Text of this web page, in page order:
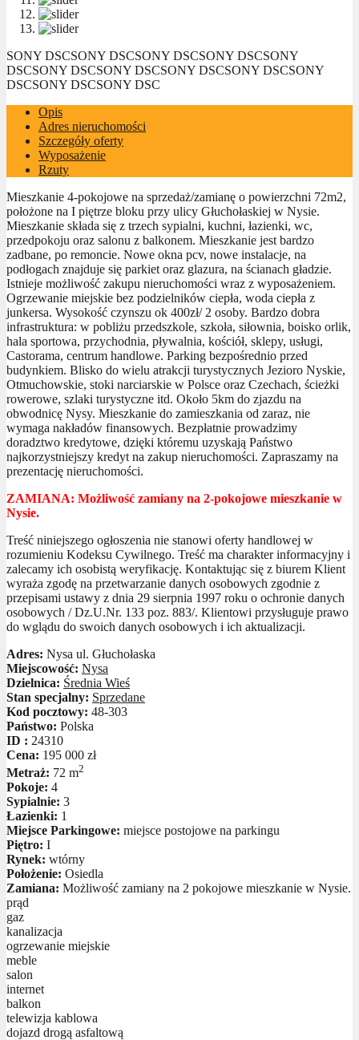
SONY DSCSONY DSCSONY DSCSONY DSCSONY
DSCSONY DSCSONY DSCSONY DSCSONY DSCSONY
DSCSONY DSCSONY DSC
Opis
Adres nieruchomości
Szczegóły oferty
Wyposażenie
Rzuty
Mieszkanie 4-pokojowe na sprzedaż/zamianę o powierzchni 72m2,
położone na I piętrze bloku przy ulicy Głuchołaskiej w Nysie.
Mieszkanie składa się z trzech sypialni, kuchni, łazienki, wc,
przedpokoju oraz salonu z balkonem. Mieszkanie jest bardzo
zadbane, po remoncie. Nowe okna pcv, nowe instalacje, na
podłogach znajduje się parkiet oraz glazura, na ścianach gładzie.
Istnieje możliwość zakupu nieruchomości wraz z wyposażeniem.
Ogrzewanie miejskie bez podzielników ciepła, woda ciepła z
junkersa. Wysokość czynszu ok 400zł/ 2 osoby. Bardzo dobra
infrastruktura: w pobliżu przedszkole, szkoła, siłownia, boisko orlik,
hala sportowa, przychodnia, pływalnia, kościół, sklepy, usługi,
Castorama, centrum handlowe. Parking bezpośrednio przed
budynkiem. Blisko do wielu atrakcji turystycznych Jezioro Nyskie,
Otmuchowskie, stoki narciarskie w Polsce oraz Czechach, ścieżki
rowerowe, szlaki turystyczne itd. Około 5km do zjazdu na
obwodnicę Nysy. Mieszkanie do zamieszkania od zaraz, nie
wymaga nakładów finansowych. Bezpłatnie prowadzimy
doradztwo kredytowe, dzięki któremu uzyskają Państwo
najkorzystniejszy kredyt na zakup nieruchomości. Zapraszamy na
prezentację nieruchomości.
ZAMIANA: Możliwość zamiany na 2-pokojowe mieszkanie w
Nysie.
Treść niniejszego ogłoszenia nie stanowi oferty handlowej w
rozumieniu Kodeksu Cywilnego. Treść ma charakter informacyjny i
zalecamy ich osobistą weryfikację. Kontaktując się z biurem Klient
wyraża zgodę na przetwarzanie danych osobowych zgodnie z
przepisami ustawy z dnia 29 sierpnia 1997 roku o ochronie danych
osobowych / Dz.U.Nr. 133 poz. 883/. Klientowi przysługuje prawo
do wglądu do swoich danych osobowych i ich aktualizacji.
Adres: Nysa ul. Głuchołaska
Miejscowość: Nysa
Dzielnica: Średnia Wieś
Stan specjalny: Sprzedane
Kod pocztowy: 48-303
Państwo: Polska
ID : 24310
Cena: 195 000 zł
Metraż: 72 m2
Pokoje: 4
Sypialnie: 3
Łazienki: 1
Miejsce Parkingowe: miejsce postojowe na parkingu
Piętro: I
Rynek: wtórny
Położenie: Osiedla
Zamiana: Możliwość zamiany na 2 pokojowe mieszkanie w Nysie.
prąd
gaz
kanalizacja
ogrzewanie miejskie
meble
salon
internet
balkon
telewizja kablowa
dojazd drogą asfaltową